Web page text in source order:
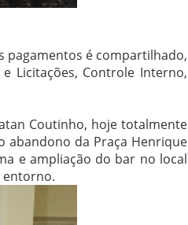
pagamentos é compartilhado,
Licitações, Controle Interno,
Coutinho, hoje totalmente
abandono da Praça Henrique
e ampliação do bar no local
entorno.